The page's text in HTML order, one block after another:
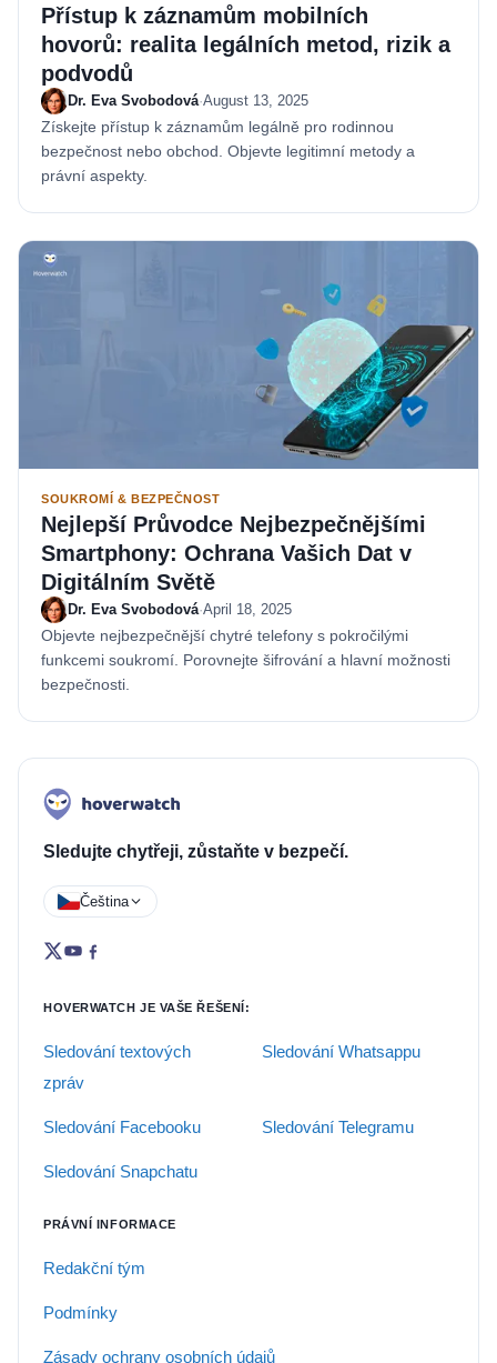
Přístup k záznamům mobilních
hovorů: realita legálních metod, rizik a
podvodů
Dr. Eva Svobodová·August 13, 2025
Získejte přístup k záznamům legálně pro rodinnou
bezpečnost nebo obchod. Objevte legitimní metody a
právní aspekty.
SOUKROMÍ & BEZPEČNOST
Nejlepší Průvodce Nejbezpečnějšími
Smartphony: Ochrana Vašich Dat v
Digitálním Světě
Dr. Eva Svobodová·April 18, 2025
Objevte nejbezpečnější chytré telefony s pokročilými
funkcemi soukromí. Porovnejte šifrování a hlavní možnosti
bezpečnosti.
Sledujte chytřeji, zůstaňte v bezpečí.
Čeština
HOVERWATCH JE VAŠE ŘEŠENÍ:
Sledování textových
zpráv
Sledování Whatsappu
Sledování Facebooku Sledování Telegramu
Sledování Snapchatu
PRÁVNÍ INFORMACE
Redakční tým
Podmínky
Zásady ochrany osobních údajů